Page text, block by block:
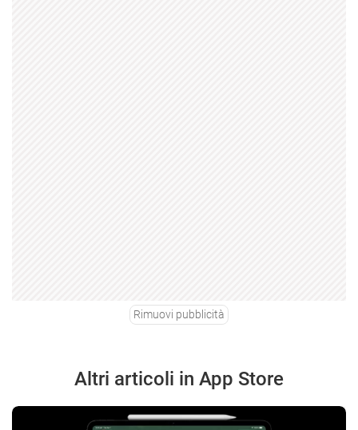
Rimuovi pubblicità
Altri articoli in App Store